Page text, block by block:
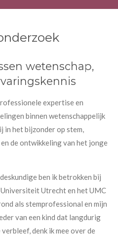
wetenschap,
expertise en
binnen wetenschappelijk
in het bijzonder op stem,
de ontwikkeling van het jonge
ben ik betrokken bij
Utrecht en het UMC
als stemprofessional en mijn
van een kind dat langdurig
denk ik mee over de